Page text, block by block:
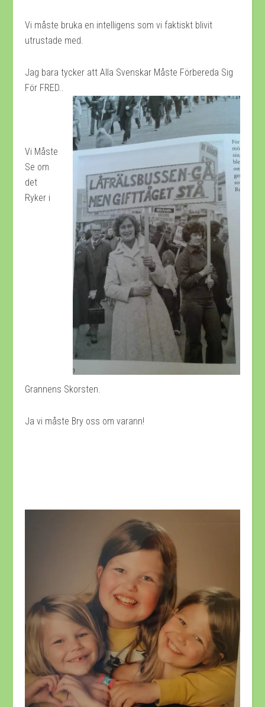
Vi måste bruka en intelligens som vi faktiskt blivit
utrustade med.
Jag bara tycker att Alla Svenskar Måste Förbereda Sig
För FRED..
Vi Måste
Se om
det
Ryker i
Grannens Skorsten.
Ja vi måste Bry oss om varann!